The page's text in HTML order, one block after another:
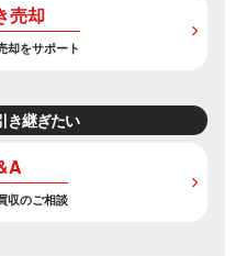
売却
却をサポート
き継ぎたい
収のご相談